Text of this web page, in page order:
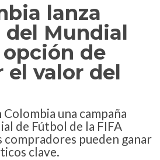
lanza
del Mundial
de
el valor del
Colombia una campaña
de Fútbol de la FIFA
compradores pueden ganar
clave.